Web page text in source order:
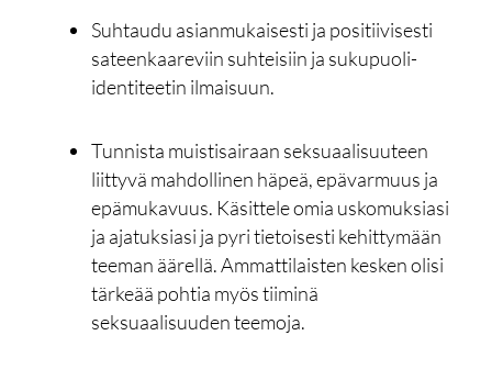
Suhtaudu asianmukaisesti ja positiivisesti
sateenkaareviin suhteisiin ja sukupuoli-
identiteetin ilmaisuun.
Tunnista muistisairaan seksuaalisuuteen
liittyvä mahdollinen häpeä, epävarmuus ja
epämukavuus. Käsittele omia uskomuksiasi
ja ajatuksiasi ja pyri tietoisesti kehittymään
teeman äärellä. Ammattilaisten kesken olisi
tärkeää pohtia myös tiiminä
seksuaalisuuden teemoja.